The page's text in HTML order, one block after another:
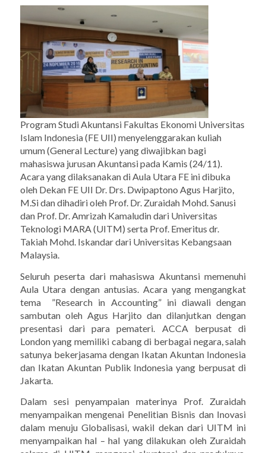
Program Studi Akuntansi Fakultas Ekonomi Universitas
Islam Indonesia (FE UII) menyelenggarakan kuliah
umum (General Lecture) yang diwajibkan bagi
mahasiswa jurusan Akuntansi pada Kamis (24/11).
Acara yang dilaksanakan di Aula Utara FE ini dibuka
oleh Dekan FE UII Dr. Drs. Dwipaptono Agus Harjito,
M.Si dan dihadiri oleh Prof. Dr. Zuraidah Mohd. Sanusi
dan Prof. Dr. Amrizah Kamaludin dari Universitas
Teknologi MARA (UITM) serta Prof. Emeritus dr.
Takiah Mohd. Iskandar dari Universitas Kebangsaan
Malaysia.
Seluruh peserta dari mahasiswa Akuntansi memenuhi
Aula Utara dengan antusias. Acara yang mengangkat
tema ”Research in Accounting” ini diawali dengan
sambutan oleh Agus Harjito dan dilanjutkan dengan
presentasi dari para pemateri. ACCA berpusat di
London yang memiliki cabang di berbagai negara, salah
satunya bekerjasama dengan Ikatan Akuntan Indonesia
dan Ikatan Akuntan Publik Indonesia yang berpusat di
Jakarta.
Dalam sesi penyampaian materinya Prof. Zuraidah
menyampaikan mengenai Penelitian Bisnis dan Inovasi
dalam menuju Globalisasi, wakil dekan dari UITM ini
menyampaikan hal – hal yang dilakukan oleh Zuraidah